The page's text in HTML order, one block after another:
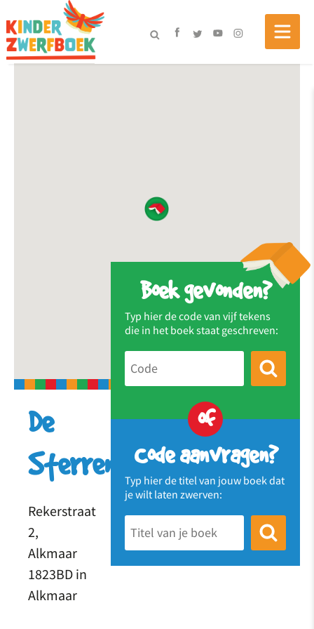
Boek gevonden?
Typ hier de code van vijf tekens
die in het boek staat geschreven:
of
Code aanvragen?
Typ hier de titel van jouw boek dat
je wilt laten zwerven:
De
Sterrenwachter
Rekerstraat
2,
Alkmaar
1823BD in
Alkmaar